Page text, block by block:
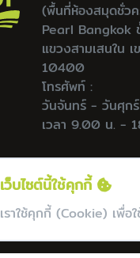
เว็บไซต์นี้ใช้คุกกี้
เราใช้คุกกี้ (Cookie) เพื่อ
(พื้นที่ห้องสมุดชั่วค
Pearl Bangkok
แขวงสามเสนใน
10400
โทรศัพท์ :
วันจันทร์ - วันศุกร์
เวลา 9.00 น. -